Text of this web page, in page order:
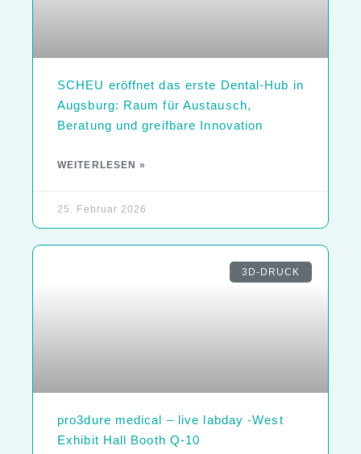
SCHEU eröffnet das erste Dental-Hub in
Augsburg: Raum für Austausch,
Beratung und greifbare Innovation
WEITERLESEN »
25. Februar 2026
3D-DRUCK
pro3dure medical – live labday -West
Exhibit Hall Booth Q-10